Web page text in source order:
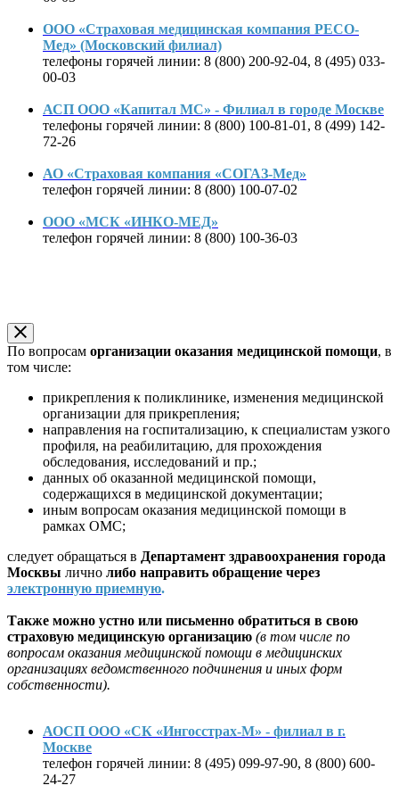
ООО «Страховая медицинская компания РЕСО-
Мед» (Московский филиал)
телефоны горячей линии: 8 (800) 200-92-04, 8 (495) 033-
00-03
АСП ООО «Капитал МС» - Филиал в городе Москве
телефоны горячей линии: 8 (800) 100-81-01, 8 (499) 142-
72-26
АО «Страховая компания «СОГАЗ-Мед»
телефон горячей линии: 8 (800) 100-07-02
ООО «МСК «ИНКО-МЕД»
телефон горячей линии: 8 (800) 100-36-03
По вопросам организации оказания медицинской помощи, в
том числе:
прикрепления к поликлинике, изменения медицинской
организации для прикрепления;
направления на госпитализацию, к специалистам узкого
профиля, на реабилитацию, для прохождения
обследования, исследований и пр.;
данных об оказанной медицинской помощи,
содержащихся в медицинской документации;
иным вопросам оказания медицинской помощи в
рамках ОМС;
следует обращаться в Департамент здравоохранения города
Москвы лично либо направить обращение через
электронную приемную.
Также можно устно или письменно обратиться в свою
страховую медицинскую организацию (в том числе по
вопросам оказания медицинской помощи в медицинских
организациях ведомственного подчинения и иных форм
собственности).
АОСП ООО «СК «Ингосстрах-М» - филиал в г.
Москве
телефон горячей линии: 8 (495) 099-97-90, 8 (800) 600-
24-27